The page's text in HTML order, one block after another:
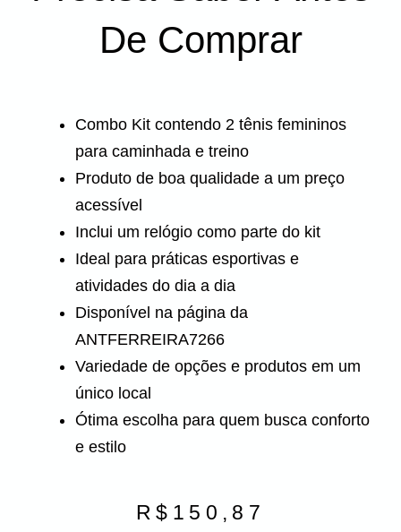
De Comprar
Combo Kit contendo 2 tênis femininos
para caminhada e treino
Produto de boa qualidade a um preço
acessível
Inclui um relógio como parte do kit
Ideal para práticas esportivas e
atividades do dia a dia
Disponível na página da
ANTFERREIRA7266
Variedade de opções e produtos em um
único local
Ótima escolha para quem busca conforto
e estilo
R$ 150,87